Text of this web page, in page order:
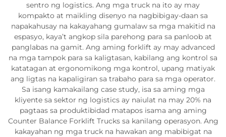
sentro ng logistics. Ang mga truck na ito ay may
kompakto at maikling disenyo na nagbibigay-daan sa
napakahusay na kakayahang gumalaw sa mga makitid na
espasyo, kaya’t angkop sila parehong para sa panloob at
panglabas na gamit. Ang aming forklift ay may advanced
na mga tampok para sa kaligtasan, kabilang ang kontrol sa
katatagan at ergonomikong mga kontrol, upang matiyak
ang ligtas na kapaligiran sa trabaho para sa mga operator.
Sa isang kamakailang case study, isa sa aming mga
kliyente sa sektor ng logistics ay naiulat na may 20% na
pagtaas sa produktibidad matapos isama ang aming
Counter Balance Forklift Trucks sa kanilang operasyon. Ang
kakayahan ng mga truck na hawakan ang mabibigat na